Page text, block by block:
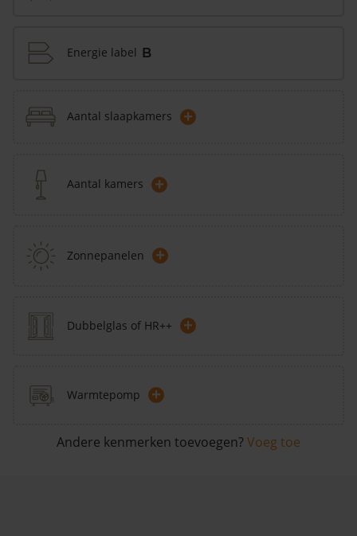
Energie label B
Aantal slaapkamers +
Aantal kamers +
Zonnepanelen +
Dubbelglas of HR++ +
Warmtepomp +
Andere kenmerken toevoegen? Voeg toe